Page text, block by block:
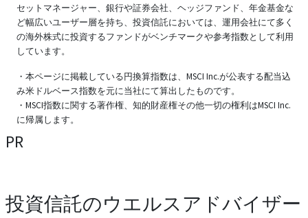
セットマネージャー、銀行や証券会社、ヘッジファンド、年金基金な
ど幅広いユーザー層を持ち、投資信託においては、運用会社にて多く
の海外株式に投資するファンドがベンチマークや参考指数として利用
しています。
・本ページに掲載している円換算指数は、MSCI Inc.が公表する配当込
み米ドルベース指数を元に当社にて算出したものです。
・MSCI指数に関する著作権、知的財産権その他一切の権利はMSCI Inc.
に帰属します。
PR
投資信託のウエルスアドバイザー